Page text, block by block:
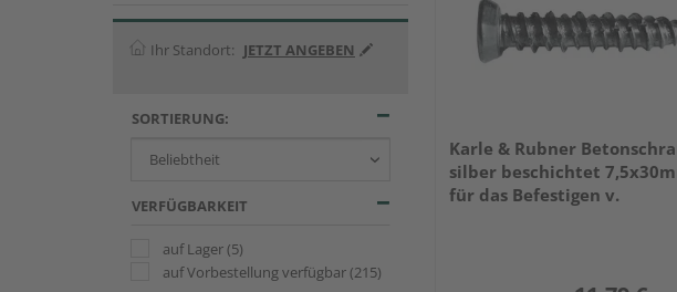
Ihr Standort: JETZT ANGEBEN
SORTIERUNG:
VERFÜGBARKEIT
auf Lager(5)
auf Vorbestellung verfügbar(215)
Karle & Rubner
silber beschichtet
für das Befestigen v.